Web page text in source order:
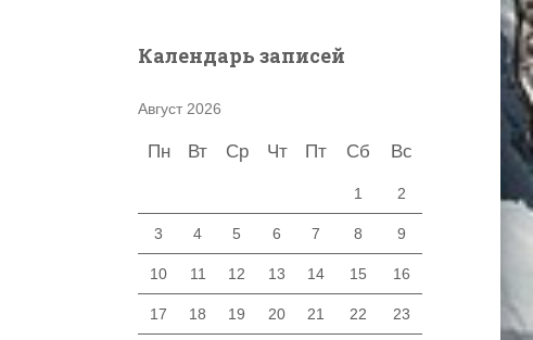
Календарь записей
Август 2026
Пн Вт Ср Чт Пт Сб Вс
1 2
3 4 5 6 7 8 9
10 11 12 13 14 15 16
17 18 19 20 21 22 23